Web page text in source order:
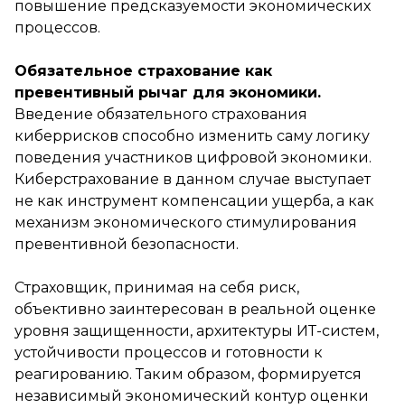
повышение предсказуемости экономических
процессов.
Обязательное страхование как
превентивный рычаг для экономики.
Введение обязательного страхования
киберрисков способно изменить саму логику
поведения участников цифровой экономики.
Киберстрахование в данном случае выступает
не как инструмент компенсации ущерба, а как
механизм экономического стимулирования
превентивной безопасности.
Страховщик, принимая на себя риск,
объективно заинтересован в реальной оценке
уровня защищенности, архитектуры ИТ-систем,
устойчивости процессов и готовности к
реагированию. Таким образом, формируется
независимый экономический контур оценки